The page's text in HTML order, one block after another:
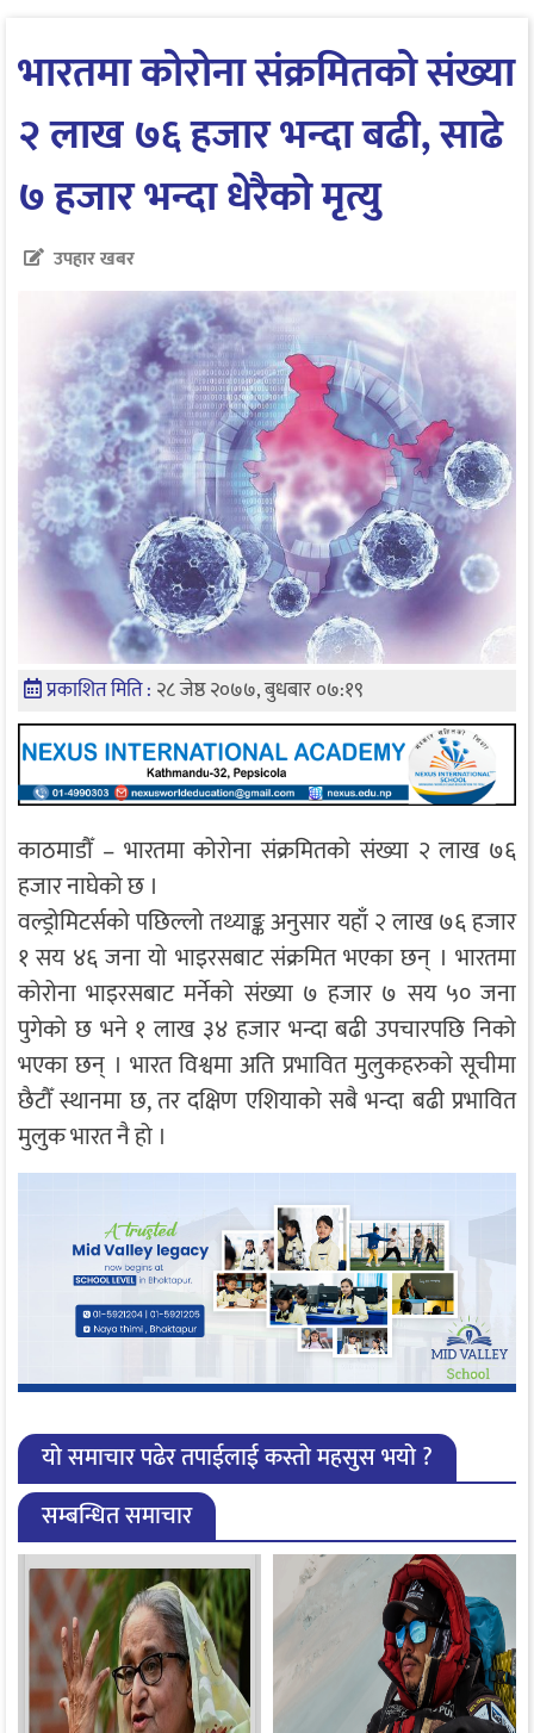
भारतमा कोरोना संक्रमितको संख्या
२ लाख ७६ हजार भन्दा बढी, साढे
७ हजार भन्दा धेरैको मृत्यु
उपहार खबर
प्रकाशित मिति : २८ जेष्ठ २०७७, बुधबार ०७:१९
काठमाडौँ – भारतमा कोरोना संक्रमितको संख्या २ लाख ७६
हजार नाघेको छ ।
वल्ड्रोमिटर्सको पछिल्लो तथ्याङ्क अनुसार यहाँ २ लाख ७६ हजार
१ सय ४६ जना यो भाइरसबाट संक्रमित भएका छन् । भारतमा
कोरोना भाइरसबाट मर्नेको संख्या ७ हजार ७ सय ५० जना
पुगेको छ भने १ लाख ३४ हजार भन्दा बढी उपचारपछि निको
भएका छन् । भारत विश्वमा अति प्रभावित मुलुकहरुको सूचीमा
छैटौँ स्थानमा छ, तर दक्षिण एशियाको सबै भन्दा बढी प्रभावित
मुलुक भारत नै हो ।
यो समाचार पढेर तपाईलाई कस्तो महसुस भयो ?
सम्बन्धित समाचार